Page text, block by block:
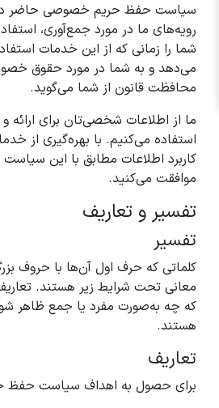
سیاست حفظ حریم خصوصی حاضر
رویه‌های ما در مورد جمع‌آوری،
شما را زمانی که از این خدمات
می‌دهد و به شما در مورد حقوق
محافظت قانون از شما می‌گوید.
ما از اطلاعات شخصی‌تان برای ارائه
استفاده می‌کنیم. با بهره‌گیری از
کاربرد اطلاعات مطابق با این
موافقت می‌کنید.
تفسیر و تعاریف
تفسیر
کلماتی که حرف اول آن‌ها با حروف
معانی تحت شرایط زیر هستند.
که چه به‌صورت مفرد یا جمع ظاهر
هستند.
تعاریف
برای حصول به اهداف سیاست